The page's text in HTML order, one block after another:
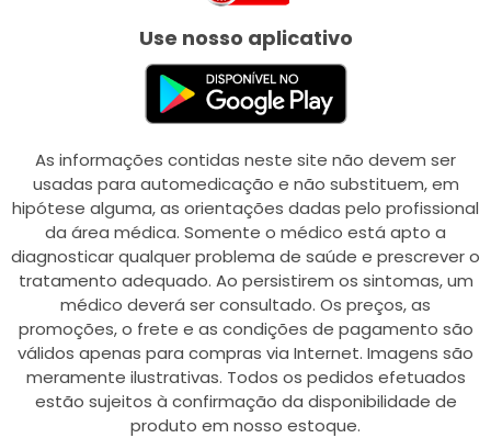
Use nosso aplicativo
As informações contidas neste site não devem ser
usadas para automedicação e não substituem, em
hipótese alguma, as orientações dadas pelo profissional
da área médica. Somente o médico está apto a
diagnosticar qualquer problema de saúde e prescrever o
tratamento adequado. Ao persistirem os sintomas, um
médico deverá ser consultado. Os preços, as
promoções, o frete e as condições de pagamento são
válidos apenas para compras via Internet. Imagens são
meramente ilustrativas. Todos os pedidos efetuados
estão sujeitos à confirmação da disponibilidade de
produto em nosso estoque.